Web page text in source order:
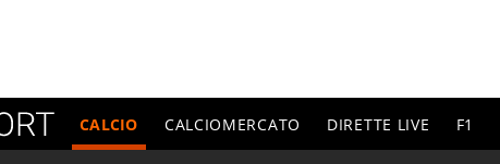
CALCIO CALCIOMERCATO DIRETTE LIVE F1